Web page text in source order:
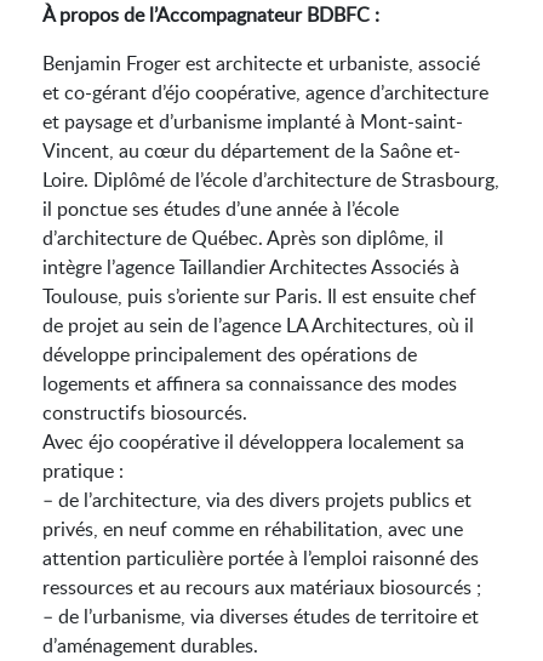
À propos de l’Accompagnateur BDBFC :
Benjamin Froger est architecte et urbaniste, associé
et co-gérant d’éjo coopérative, agence d’architecture
et paysage et d’urbanisme implanté à Mont-saint-
Vincent, au cœur du département de la Saône et-
Loire. Diplômé de l’école d’architecture de Strasbourg,
il ponctue ses études d’une année à l’école
d’architecture de Québec. Après son diplôme, il
intègre l’agence Taillandier Architectes Associés à
Toulouse, puis s’oriente sur Paris. Il est ensuite chef
de projet au sein de l’agence LA Architectures, où il
développe principalement des opérations de
logements et affinera sa connaissance des modes
constructifs biosourcés.
Avec éjo coopérative il développera localement sa
pratique :
– de l’architecture, via des divers projets publics et
privés, en neuf comme en réhabilitation, avec une
attention particulière portée à l’emploi raisonné des
ressources et au recours aux matériaux biosourcés ;
– de l’urbanisme, via diverses études de territoire et
d’aménagement durables.